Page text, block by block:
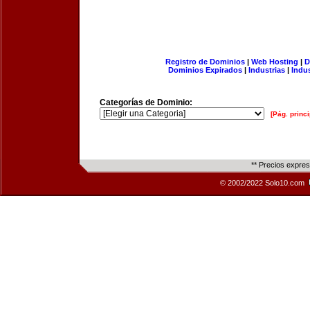
Registro de Dominios| Web Hosting |
Dominios Expirados | Industrias |
Categorías de Dominio:
[Pág.
** Precios
© 2002/2022 Solo10.com